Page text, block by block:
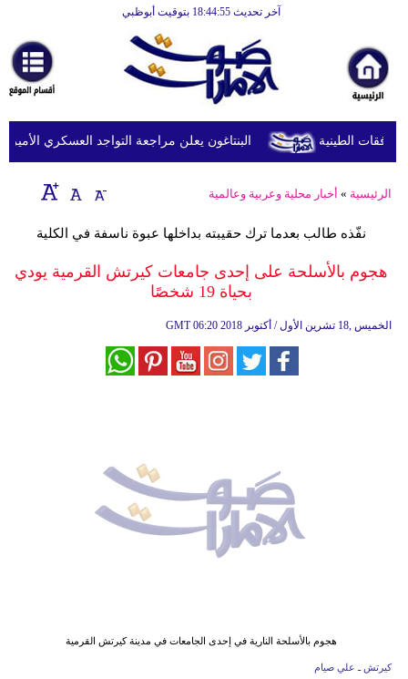
آخر تحديث 18:44:55 بتوقيت أبوظبي
أخبارعاجلة
رياضة
ثقافة
إقتصاد
وموسيقى
أزياء
البنتاغون يعلن مراجعة التواجد العسكري الأميركي
الرئيسية » أخبار محلية وعربية وعالمية
نفّذه طالب بعدما ترك حقيبته بداخلها عبوة ناسفة في الكلية
هجوم بالأسلحة على إحدى جامعات كيرتش القرمية يودي
بحياة 19 شخصًا
GMT 06:20 2018 الخميس ,18 تشرين الأول / أكتوبر
هجوم بالأسلحة النارية في إحدى الجامعات في مدينة كيرتش القرمية
كيرتش ـ علي صيام